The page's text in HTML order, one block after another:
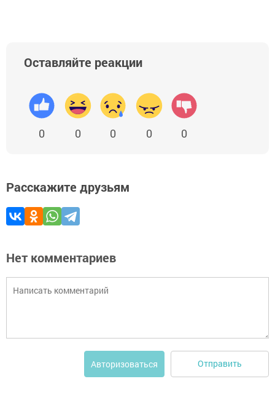
Оставляйте реакции
0 0 0 0 0
Расскажите друзьям
Нет комментариев
Авторизоваться Отправить